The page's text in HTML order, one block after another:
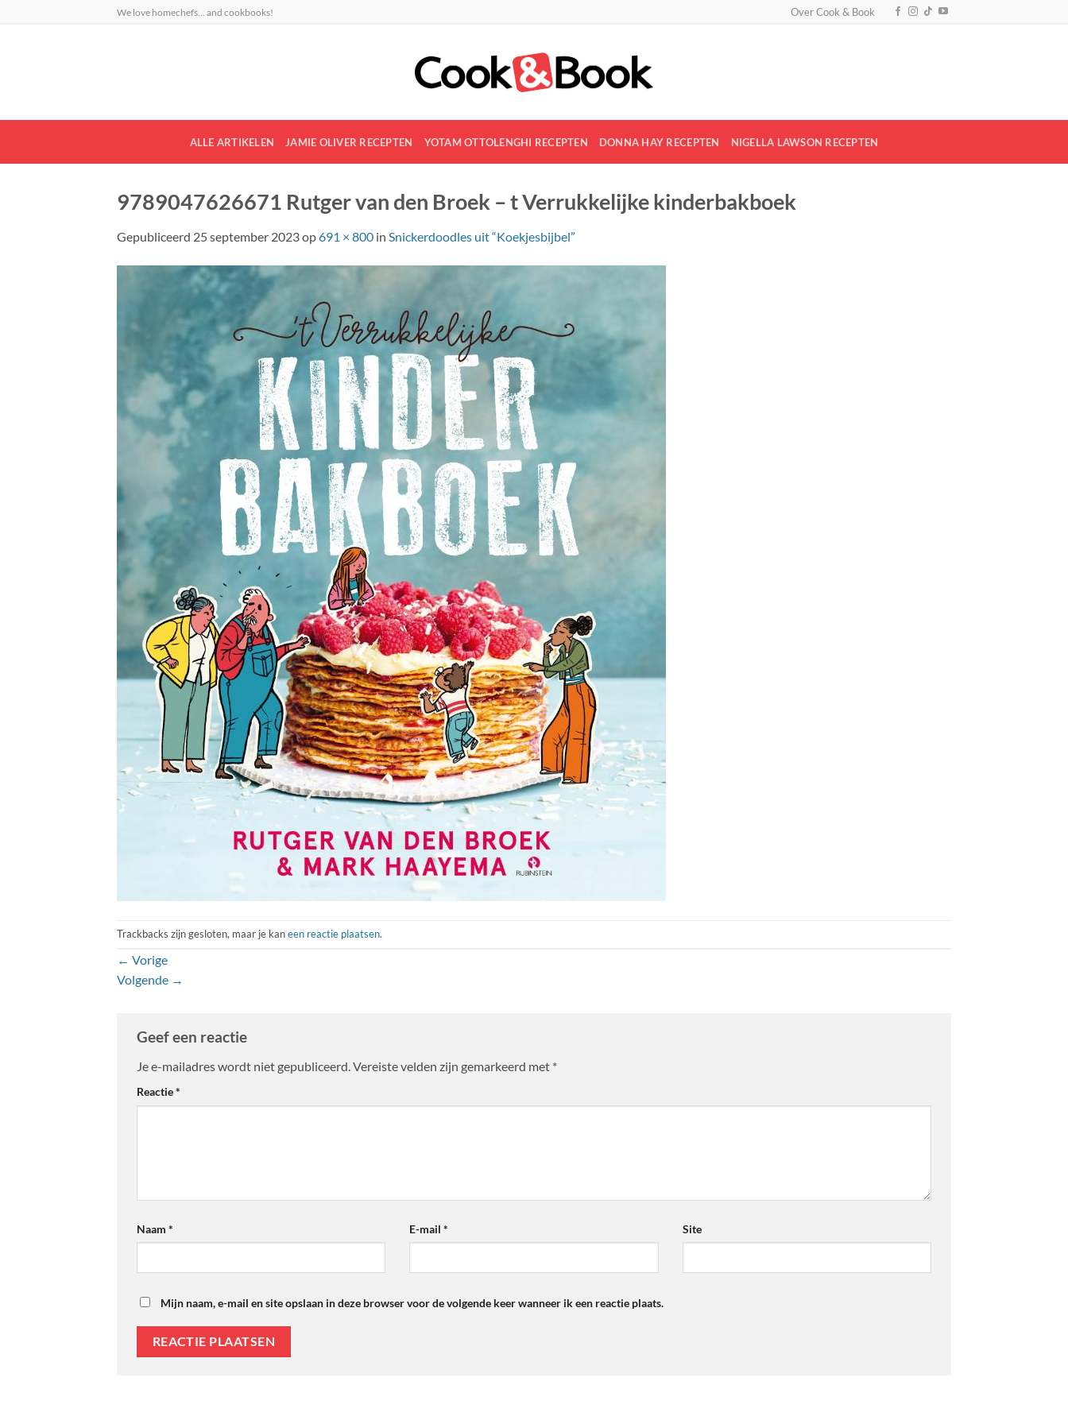
We love homechefs... and cookbooks! Over Cook & Book
ALLE ARTIKELEN JAMIE OLIVER RECEPTEN YOTAM OTTOLENGHI RECEPTEN DONNA HAY RECEPTEN NIGELLA LAWSON RECEPTEN
9789047626671 Rutger van den Broek – t Verrukkelijke kinderbakboek
Gepubliceerd 25 september 2023op691 × 800 in Snickerdoodles uit “Koekjesbijbel”
Trackbacks zijn gesloten, maar je kaneen reactie plaatsen.
← Vorige
Volgende →
Geef een reactie
Je e-mailadres wordt niet gepubliceerd.Vereiste velden zijn gemarkeerd met *
Reactie*
Naam * E-mail* Site
Mijn naam, e-mail en site opslaan in deze browser voor de volgende keer wanneer ik een reactie plaats.